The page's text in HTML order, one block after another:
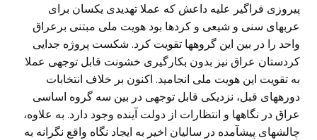
پیروزی فراگیر علیه داعش که عملا تهدیدی یکسان برای
عربهای سنی و شیعی و کردها بود هویت ملی مبتنی برعراق
واحد را در بین این گروهها تقویت کرد. شکست پروژه جدایی
کردستان عراق نیز بدون بکارگیری خشونت قابل توجهی عملا
به تقویت این هویت ملی انجامید. اکنون بر خلاف انتخابات
دورههای قبل، نزدیکی قابل توجهی در بین سه گروه اساسی
عراق در نگاهها و انتظارات از دولت آینده وجود دارد. به علاوه،
چالشهای پیشآمده در سالیان اخیر به ایجاد نگاه واقع نگرانه به